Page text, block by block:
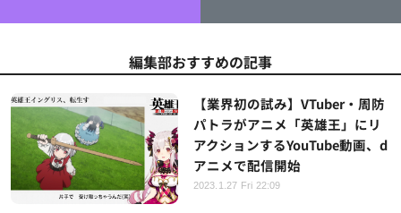
編集部おすすめの記事
【業界初の試み】VTuber・周防
パトラがアニメ「英雄王」にリ
アクションするYouTube動画、d
アニメで配信開始
2023.1.27 Fri 22:09